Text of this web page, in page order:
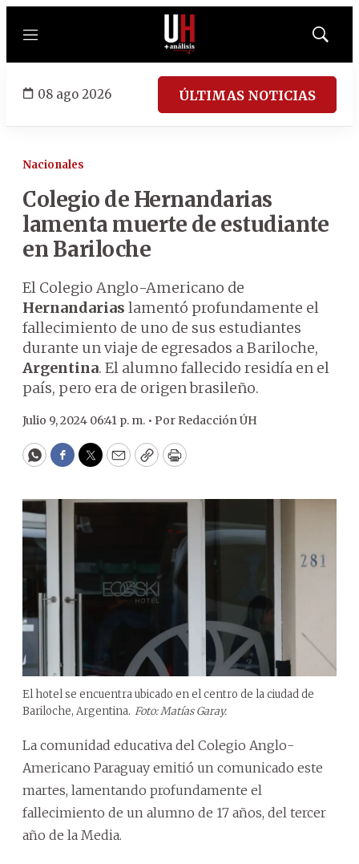
Menú
Mostrar
08 ago 2026 ÚLTIMAS NOTICIAS
Nacionales
Colegio de Hernandarias
lamenta muerte de estudiante
en Bariloche
El Colegio Anglo-Americano de
Hernandarias lamentó profundamente el
fallecimiento de uno de sus estudiantes
durante un viaje de egresados a Bariloche,
Argentina. El alumno fallecido residía en el
país, pero era de origen brasileño.
Julio 9, 2024 06:41 p. m. • Por Redacción ÚH
WhatsApp
Facebook
Twitter
EmailCopyPrint
El hotel se encuentra ubicado en el centro de la ciudad de
Bariloche, Argentina. Foto: Matías Garay.
La comunidad educativa del Colegio Anglo-
Americano Paraguay emitió un comunicado este
martes, lamentando profundamente el
fallecimiento de un alumno de 17 años, del tercer
año de la Media.